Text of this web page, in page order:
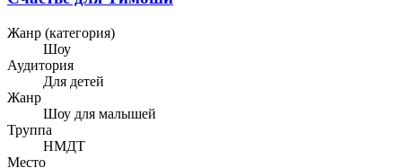
Жанр (категория)
Шоу
Аудитория
Для детей
Жанр
Шоу для малышей
Труппа
НМДТ
Место